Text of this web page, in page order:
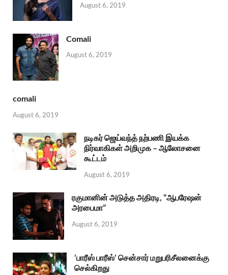
August 6, 2019
Comali
August 6, 2019
comali
August 6, 2019
நடிகர் ஜெய்வந்த் நற்பணி இயக்க
நிர்வாகிகள் அறிமுக – ஆலோசனை
கூட்டம்
August 6, 2019
ரகுமானின் அடுத்த அதிரடி, “ஆபரேஷன்
அரபைமா”
August 6, 2019
‘பாரீஸ் பாரீஸ்’ சென்சார் மறுபரிசீலனைக்கு
செல்கிறது